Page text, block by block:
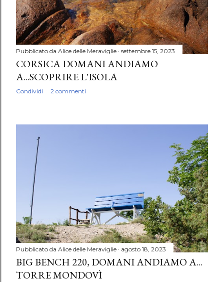
Pubblicato da Alice delle Meraviglie settembre 15, 2023
CORSICA DOMANI ANDIAMO
A...SCOPRIRE L'ISOLA
Condividi 2 commenti
Pubblicato da Alice delle Meraviglie agosto 18, 2023
BIG BENCH 220, DOMANI ANDIAMO A...
TORRE MONDOVÌ